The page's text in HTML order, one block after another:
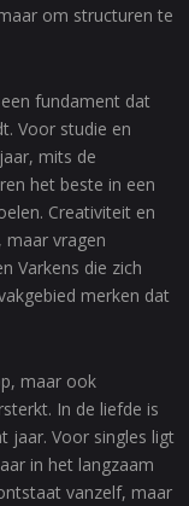
om structuren te
fundament dat
Voor studie en
mits de
het beste in een
Creativiteit en
maar vragen
Varkens die zich
merken dat
maar ook
In de liefde is
jaar. Voor singles ligt
in het langzaam
vanzelf, maar